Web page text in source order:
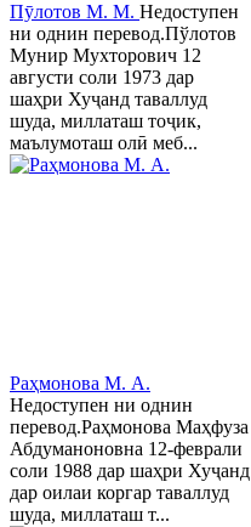
Пӯлотов М. М. Недоступен
ни однин перевод.Пўлотов
Мунир Мухторович 12
августи соли 1973 дар
шаҳри Хуҷанд таваллуд
шуда, миллаташ тоҷик,
маълумоташ олӣ меб...
Раҳмонова М. А.
Недоступен ни однин
перевод.Раҳмонова Маҳфуза
Абдуманоновна 12-феврали
соли 1988 дар шаҳри Хуҷанд
дар оилаи коргар таваллуд
шуда, миллаташ т...